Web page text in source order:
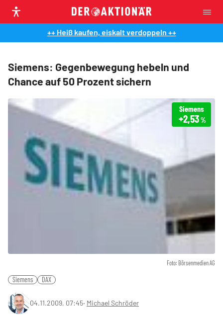
++ Heiß kaufen, eiskalt verdoppeln ++
Siemens: Gegenbewegung hebeln und
Chance auf 50 Prozent sichern
Foto: Börsenmedien AG
Siemens
+2,53%
Siemens DAX
04.11.2009, 07:45‧ Michael Schröder